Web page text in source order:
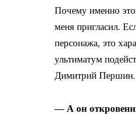
Почему именно
меня пригласил.
персонажа, это
ультиматум
Димитрий Першин.
— А он